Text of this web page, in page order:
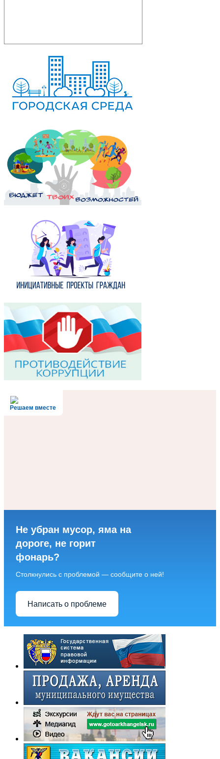
Решаем вместе
Не убран мусор, яма на
дороге, не горит
фонарь?
Столкнулись с проблемой — сообщите о ней!
Написать о проблеме